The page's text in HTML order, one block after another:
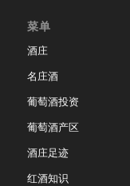
菜单
酒庄
名庄酒
葡萄酒投资
葡萄酒产区
酒庄足迹
红酒知识